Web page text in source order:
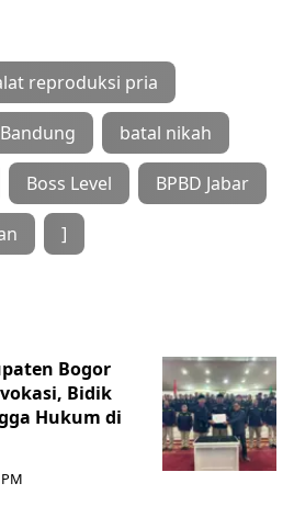
reproduksi pria
batal nikah
Boss Level BPBD Jabar
]
Bogor
Bidik
Hukum di